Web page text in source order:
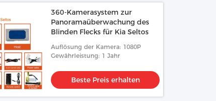
360-Kamerasystem zur
Panoramaüberwachung des
Blinden Flecks für Kia Seltos
Auflösung der Kamera: 1080P
Gewährleistung: 1 Jahr
Beste Preis erhalten